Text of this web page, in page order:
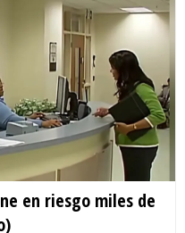
en riesgo miles de